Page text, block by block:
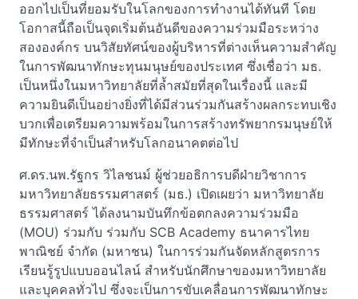
ออกไปเป็นที่ยอมรับในโลกของการทำงานได้ทันที โดย
โอกาสนี้ถือเป็นจุดเริ่มต้นอันดีของความร่วมมือระหว่าง
สององค์กร บนวิสัยทัศน์ของผู้บริหารที่ต่างเห็นความสำคัญ
ในการพัฒนาทักษะทุนมนุษย์ของประเทศ ซึ่งเชื่อว่า มธ.
เป็นหนึ่งในมหาวิทยาลัยที่ล้ำสมัยที่สุดในเรื่องนี้ และมี
ความยินดีเป็นอย่างยิ่งที่ได้มีส่วนร่วมกันสร้างผลกระทบเชิง
บวกเพื่อเตรียมความพร้อมในการสร้างทรัพยากรมนุษย์ให้
มีทักษะที่จำเป็นสำหรับโลกอนาคตต่อไป
ศ.ดร.นพ.รัฐกร วิไลชนม์ ผู้ช่วยอธิการบดีฝ่ายวิชาการ
มหาวิทยาลัยธรรมศาสตร์ (มธ.) เปิดเผยว่า มหาวิทยาลัย
ธรรมศาสตร์ ได้ลงนามบันทึกข้อตกลงความร่วมมือ
(MOU) ร่วมกับ ร่วมกับ SCB Academy ธนาคารไทย
พาณิชย์ จำกัด (มหาชน) ในการร่วมกันจัดหลักสูตรการ
เรียนรู้รูปแบบออนไลน์ สำหรับนักศึกษาของมหาวิทยาลัย
และบุคคลทั่วไป ซึ่งจะเป็นการขับเคลื่อนการพัฒนาทักษะ